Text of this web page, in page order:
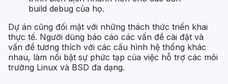
build debug của họ.
Dự án cũng đối mặt với những thách thức triển khai
thực tế. Người dùng báo cáo các vấn đề cài đặt và
vấn đề tương thích với các cấu hình hệ thống khác
nhau, làm nổi bật sự phức tạp của việc hỗ trợ các môi
trường Linux và BSD đa dạng.